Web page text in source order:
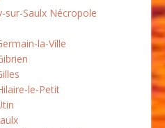
sur-Saulx Nécropole
la-Ville
le-Petit